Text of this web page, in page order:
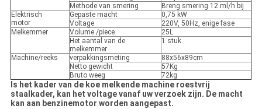
Methode van smering
Breng smering 12 ml/h bij
Elektrisch
motor
Gepaste macht
0,75 kW
Voltage
220V, 50Hz, enige fase
Melkemmer
Volume /piece
25L
Het aantal van de
melkemmer
1 stuk
Machine/reeks verpakkingsmeting
88x56x89cm
Netto gewicht
57Kg
Bruto weeg
72kg
Is het kader van de koe melkende machine roestvrij
staalkader, kan het voltage vanaf uw verzoek zijn. De macht
kan aan benzinemotor worden aangepast.